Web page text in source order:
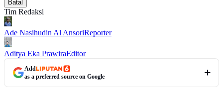
Batal
Tim Redaksi
Ade Nasihudin Al AnsoriReporter
Aditya Eka PrawiraEditor
Add
as a preferred source on Google